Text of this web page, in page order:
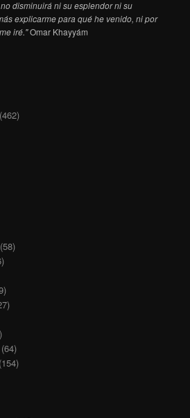
disminuirá ni su esplendor ni su
explicarme para qué he venido, ni por
iré."Omar Khayyám
(462)
(58)
(154)